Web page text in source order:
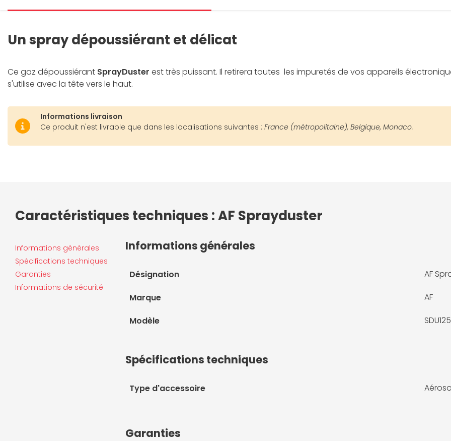
Un spray dépoussiérant et délicat
Ce gaz dépoussiérant SprayDuster est très puissant. Il retirera toutes les impuretés de vos appareils
s'utilise avec la tête vers le haut.
Informations livraison
Ce produit n'est livrable que dans les localisations suivantes : France (métropolitaine), Belgique, Monaco.
Caractéristiques techniques : AF Sprayduster
Informations générales
Spécifications techniques
Garanties
Informations de sécurité
Informations générales
Désignation AF
Marque AF
Modèle
Spécifications techniques
Type d'accessoire
Garanties